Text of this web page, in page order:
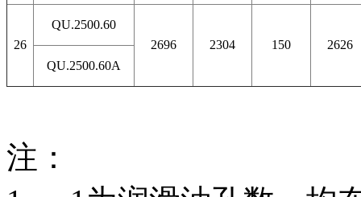
26
QU.2500.60
2696
2304 150
2626
QU.2500.60A
注：